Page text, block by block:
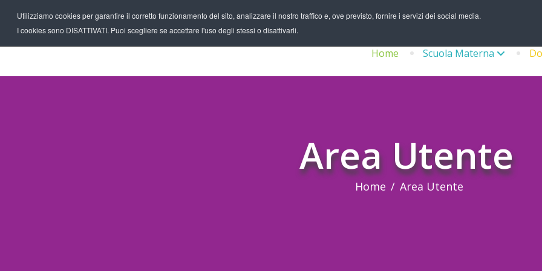
Utilizziamo cookies per garantire il corretto funzionamento del sito, analizzare il nostro traffico e, ove previsto, fornire i servizi dei social media.
I cookies sono DISATTIVATI. Puoi scegliere se accettare l'uso degli stessi o disattivarli.
Home Scuola Materna
Area Utente
Home Area Utente